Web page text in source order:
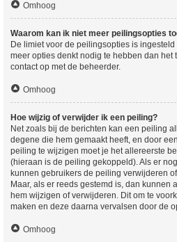
Omhoog
Waarom kan ik niet meer peilingsopties
De limiet voor de peilingsopties is
meer opties denkt nodig te hebben dan het
contact op met de beheerder.
Omhoog
Hoe wijzig of verwijder ik een peiling?
Net zoals bij de berichten kan een peiling
degene die hem gemaakt heeft, en door
peiling te wijzigen moet je het allereerste
(hieraan is de peiling gekoppeld). Als er
kunnen gebruikers de peiling verwijderen
Maar, als er reeds gestemd is, dan kunnen
hem wijzigen of verwijderen. Dit om te
maken en deze daarna vervalsen door de
Omhoog